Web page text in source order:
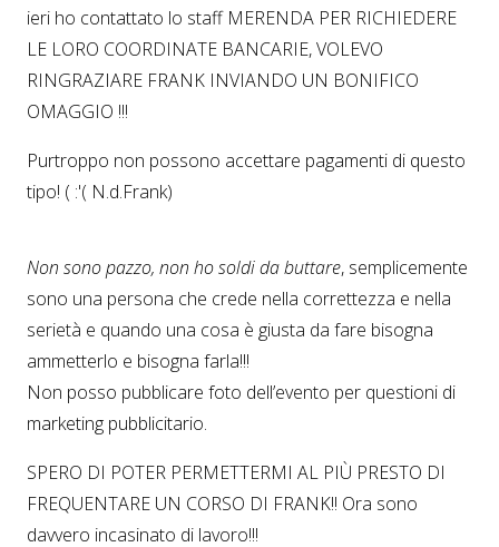
ieri ho contattato lo staff MERENDA PER RICHIEDERE
LE LORO COORDINATE BANCARIE, VOLEVO
RINGRAZIARE FRANK INVIANDO UN BONIFICO
OMAGGIO !!!
Purtroppo non possono accettare pagamenti di questo
tipo! ( :'( N.d.Frank)
Non sono pazzo, non ho soldi da buttare, semplicemente
sono una persona che crede nella correttezza e nella
serietà e quando una cosa è giusta da fare bisogna
ammetterlo e bisogna farla!!!
Non posso pubblicare foto dell’evento per questioni di
marketing pubblicitario.
SPERO DI POTER PERMETTERMI AL PIÙ PRESTO DI
FREQUENTARE UN CORSO DI FRANK!! Ora sono
davvero incasinato di lavoro!!!